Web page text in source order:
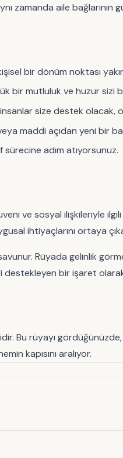
zamanda aile bağlarının
bir dönüm noktası
bir mutluluk ve huzur sizi
size destek olacak,
maddi açıdan yeni bir
adım atıyorsunuz.
ve sosyal ilişkileriyle
ihtiyaçlarını ortaya
Rüyada gelinlik
destekleyen bir işaret
Bu rüyayı
kapısını aralıyor.